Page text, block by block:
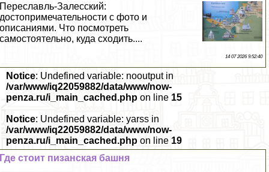
Переславль-Залесский:
достопримечательности с фото и
описаниями. Что посмотреть
самостоятельно, куда сходить....
14 07 2026 9:52:40
Notice: Undefined variable: nooutput in
/var/www/iq22059882/data/www/now-
penza.ru/i_main_cached.php on line 15
Notice: Undefined variable: yarss in
/var/www/iq22059882/data/www/now-
penza.ru/i_main_cached.php on line 19
Где стоит пизанская башня